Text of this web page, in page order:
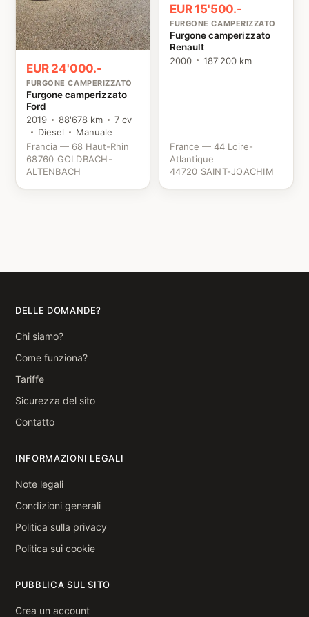
EUR 24'000.-
FURGONE CAMPERIZZATO
Furgone camperizzato
Ford
2019
88'678 km
7 cv
Diesel
Manuale
Francia — 68 Haut-Rhin
68760 GOLDBACH-
ALTENBACH
EUR 15'500.-
FURGONE CAMPERIZZATO
Furgone camperizzato
Renault
2000
187'200 km
France — 44 Loire-
Atlantique
44720 SAINT-JOACHIM
DELLE DOMANDE?
Chi siamo?
Come funziona?
Tariffe
Sicurezza del sito
Contatto
INFORMAZIONI LEGALI
Note legali
Condizioni generali
Politica sulla privacy
Politica sui cookie
PUBBLICA SUL SITO
Crea un account